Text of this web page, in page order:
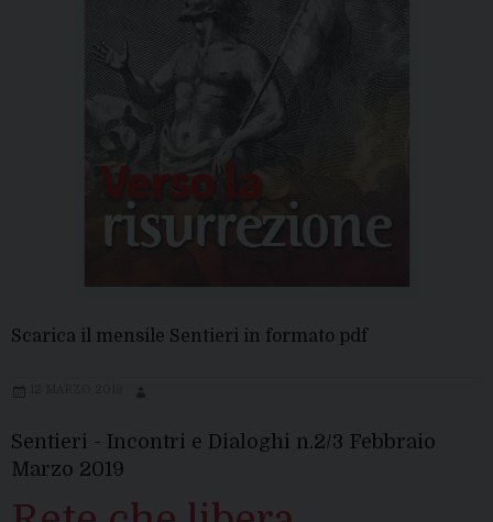
Scarica il mensile Sentieri in formato pdf
Sentieri - Incontri e Dialoghi n.2/3 Febbraio
Marzo 2019